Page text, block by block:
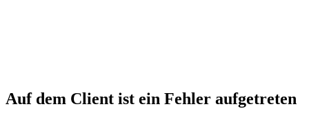
Auf dem Client ist ein Fehler aufgetreten